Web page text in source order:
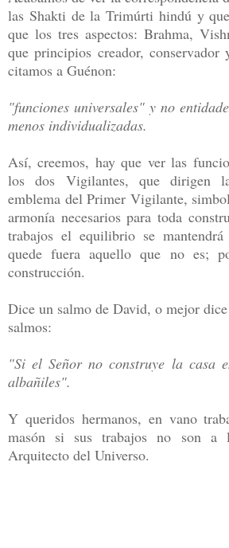
las Shakti de la Trimúrti hindú y
que los tres aspectos: Brahma,
que principios creador, conservador
citamos a Guénon:
"funciones universales" y no
menos individualizadas.
Así, creemos, hay que ver las
los dos Vigilantes, que dirigen
emblema del Primer Vigilante,
armonía necesarios para toda
trabajos el equilibrio se
quede fuera aquello que no es;
construcción.
Dice un salmo de David, o mejor
salmos:
"Si el Señor no construye la casa
albañiles".
Y queridos hermanos, en vano
masón si sus trabajos no son a
Arquitecto del Universo.